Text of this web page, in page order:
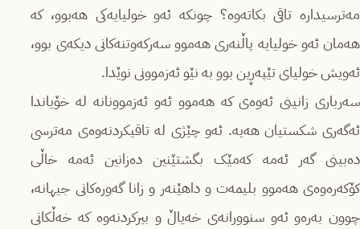
مەترسیدارە تاقی بکاتەوە؟ چونکە ئەو خولیایەکی هەبوو، کە
هەمان ئەو خولیایە پاڵنەری هەموو سەرکەوتنەکانی دیکەی بوو،
ئەویش خولیای تێپەڕین بوو بە نێو ئەزموونی نوێدا.
سەرباری زانینی ئەوەی کە هەموو ئەو ئەزموونانە لە خۆیاندا
ئەگەری شکستیان هەیە. ئەو چێژی لە تاقیکردنەوەی مەترسی
دەبینی گەر ئەمە کەمێک بگشتێنین دەزانین ئەمە خاڵی
کۆکەرەوەی هەموو بلیمەت و داهێنەر و زانا گەورەکانی جیهانە،
چوون بەرەو ئەو سنوورانەی خەیاڵ و بیرکردنەوە کە خەڵکانی